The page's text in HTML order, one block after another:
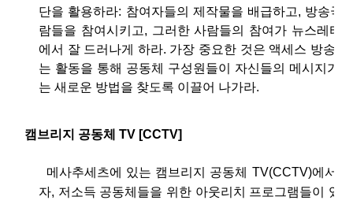
단을 활용하라: 참여자들의 제작물을 배급하고, 방송국
람들을 참여시키고, 그러한 사람들의 참여가 뉴스레터
에서 잘 드러나게 하라. 가장 중요한 것은 액세스 방송국
는 활동을 통해 공동체 구성원들이 자신들의 메시지가
는 새로운 방법을 찾도록 이끌어 나가라.
캠브리지 공동체 TV [CCTV]
메사추세츠에 있는 캠브리지 공동체 TV(CCTV)에서
자, 저소득 공동체들을 위한 아웃리치 프로그램들이 있